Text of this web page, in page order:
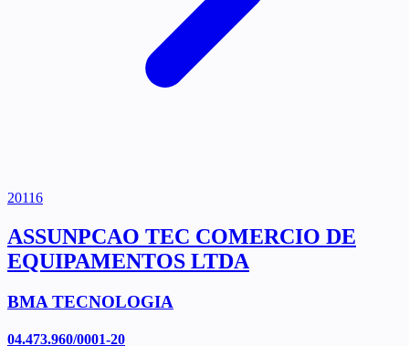
20116
ASSUNPCAO TEC COMERCIO DE
EQUIPAMENTOS LTDA
BMA TECNOLOGIA
04.473.960/0001-20